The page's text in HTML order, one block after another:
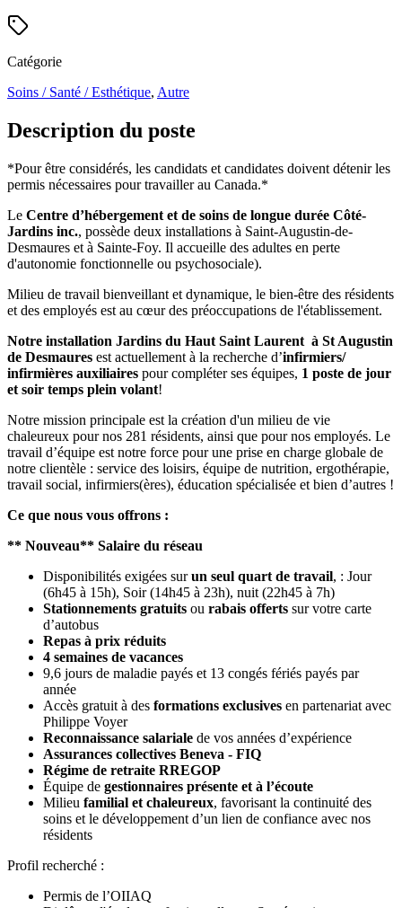
Catégorie
Soins / Santé / Esthétique, Autre
Description du poste
*Pour être considérés, les candidats et candidates doivent détenir les
permis nécessaires pour travailler au Canada.*
Le Centre d’hébergement et de soins de longue durée Côté-
Jardins inc., possède deux installations à Saint-Augustin-de-
Desmaures et à Sainte-Foy. Il accueille des adultes en perte
d'autonomie fonctionnelle ou psychosociale).
Milieu de travail bienveillant et dynamique, le bien-être des résidents
et des employés est au cœur des préoccupations de l'établissement.
Notre installation Jardins du Haut Saint Laurent à St Augustin
de Desmaures est actuellement à la recherche d’infirmiers/
infirmières auxiliaires pour compléter ses équipes, 1 poste de jour
et soir temps plein volant!
Notre mission principale est la création d'un milieu de vie
chaleureux pour nos 281 résidents, ainsi que pour nos employés. Le
travail d’équipe est notre force pour une prise en charge globale de
notre clientèle : service des loisirs, équipe de nutrition, ergothérapie,
travail social, infirmiers(ères), éducation spécialisée et bien d’autres !
Ce que nous vous offrons :
** Nouveau** Salaire du réseau
Disponibilités exigées surun seul quart de travail, : Jour
(6h45 à 15h), Soir (14h45 à 23h), nuit (22h45 à 7h)
Stationnements gratuits ou rabais offerts sur votre carte
d’autobus
Repas à prix réduits
4 semaines de vacances
9,6 jours de maladie payés et 13 congés fériés payés par
année
Accès gratuit à des formations exclusives en partenariat avec
Philippe Voyer
Reconnaissance salariale de vos années d’expérience
Assurances collectives Beneva - FIQ
Régime de retraite RREGOP
Équipe de gestionnaires présente et à l’écoute
Milieu familial et chaleureux, favorisant la continuité des
soins et le développement d’un lien de confiance avec nos
résidents
Profil recherché :
Permis de l’OIIAQ